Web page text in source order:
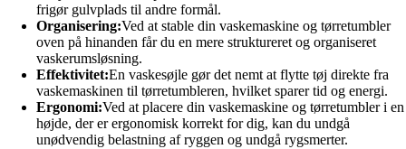
frigør gulvplads til andre formål.
Organisering:Ved at stable din vaskemaskine og tørretumbler
oven på hinanden får du en mere struktureret og organiseret
vaskerumsløsning.
Effektivitet:En vaskesøjle gør det nemt at flytte tøj direkte fra
vaskemaskinen til tørretumbleren, hvilket sparer tid og energi.
Ergonomi:Ved at placere din vaskemaskine og tørretumbler i en
højde, der er ergonomisk korrekt for dig, kan du undgå
unødvendig belastning af ryggen og undgå rygsmerter.